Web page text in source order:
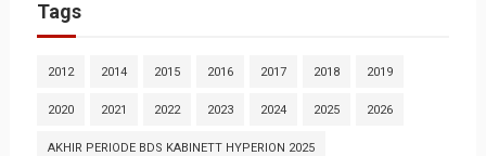
Tags
2012 2014 2015 2016 2017 2018 2019
2020 2021 2022 2023 2024 2025 2026
AKHIR PERIODE BDS KABINETT HYPERION 2025